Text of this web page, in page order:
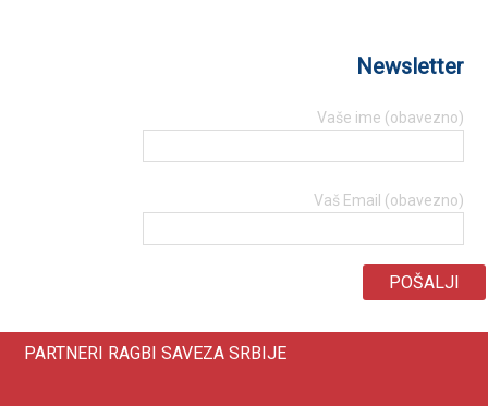
Newsletter
Vaše ime (obavezno)
Vaš Email (obavezno)
PARTNERI RAGBI SAVEZA SRBIJE